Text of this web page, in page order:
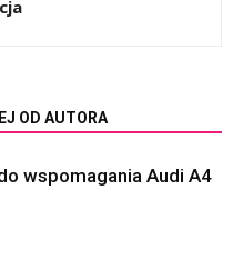
OD AUTORA
wspomagania Audi A4